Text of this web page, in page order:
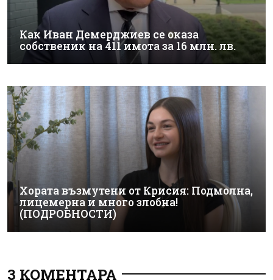
Как Иван Демерджиев се оказа
собственик на 411 имота за 16 млн. лв.
Хората възмутени от Крисия: Подмолна,
лицемерна и много злобна!
(ПОДРОБНОСТИ)
3 КОМЕНТАРА